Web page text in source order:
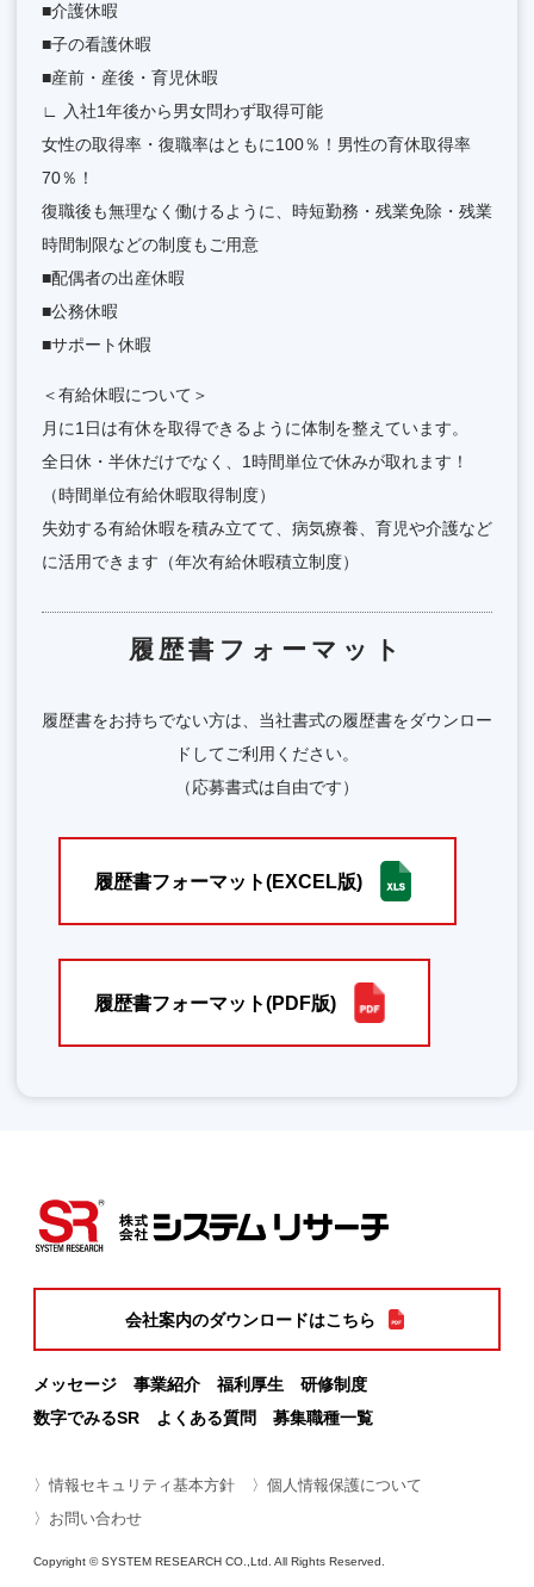
■介護休暇
■子の看護休暇
■産前・産後・育児休暇
∟ 入社1年後から男女問わず取得可能
女性の取得率・復職率はともに100％！男性の育休取得率
70％！
復職後も無理なく働けるように、時短勤務・残業免除・残業
時間制限などの制度もご用意
■配偶者の出産休暇
■公務休暇
■サポート休暇
＜有給休暇について＞
月に1日は有休を取得できるように体制を整えています。
全日休・半休だけでなく、1時間単位で休みが取れます！
（時間単位有給休暇取得制度）
失効する有給休暇を積み立てて、病気療養、育児や介護など
に活用できます（年次有給休暇積立制度）
履歴書フォーマット
履歴書をお持ちでない方は、当社書式の履歴書をダウンロー
ドしてご利用ください。
（応募書式は自由です）
履歴書フォーマット(EXCEL版)
履歴書フォーマット(PDF版)
会社案内のダウンロードはこちら
メッセージ 事業紹介 福利厚生
研修制度
数字でみるSR
よくある質問 募集職種一覧
〉情報セキュリティ基本方針
〉個人情報保護について
〉お問い合わせ
Copyright © SYSTEM RESEARCH CO.,Ltd. All Rights Reserved.